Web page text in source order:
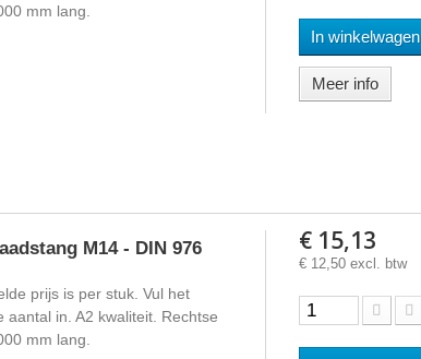
mm lang.
In winkelwagen
Meer info
M14 - DIN 976
prijs is per stuk. Vul het
aantal in. A2 kwaliteit. Rechtse
mm lang.
€ 15,13
€ 12,50 excl. btw